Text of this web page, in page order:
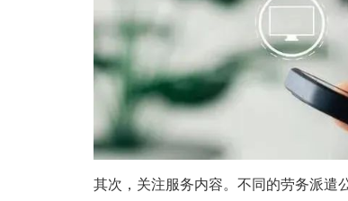
其次，关注服务内容。不同的劳务派遣